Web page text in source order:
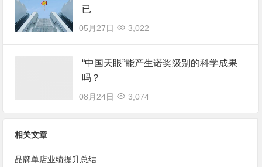
已
05月27日 3,022
“中国天眼”能产生诺奖级别的科学成果
吗？
08月24日 3,074
相关文章
品牌单店业绩提升总结